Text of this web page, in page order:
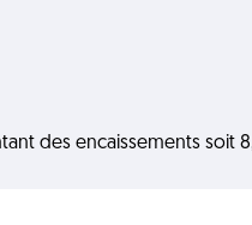
des encaissements soit